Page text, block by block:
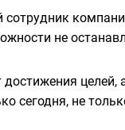
не
целей,
сегодня, не